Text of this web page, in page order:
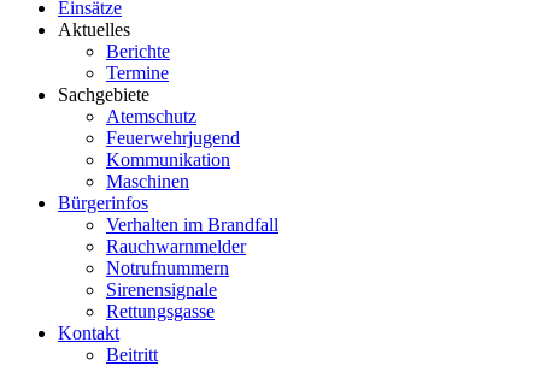
Einsätze
Aktuelles
Berichte
Termine
Sachgebiete
Atemschutz
Feuerwehrjugend
Kommunikation
Maschinen
Bürgerinfos
Verhalten im Brandfall
Rauchwarnmelder
Notrufnummern
Sirenensignale
Rettungsgasse
Kontakt
Beitritt